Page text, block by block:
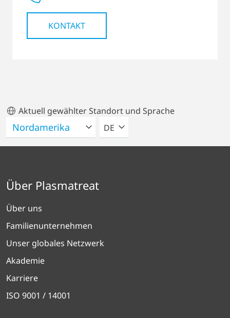
KONTAKT
Aktuell gewählter Standort und Sprache
BITTE WÄHLEN SIE EINE
DE
Über Plasmatreat
Über uns
Familienunternehmen
Unser globales Netzwerk
Akademie
Karriere
ISO 9001 / 14001